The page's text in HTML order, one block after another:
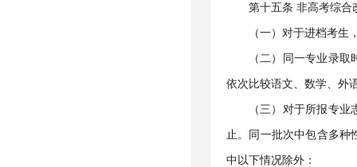
第十五条 非高考综合
（一）对于进档考
（二）同一专业录
依次比较语文、数学、外
（三）对于所报专
止。同一批次中包含多
中以下情况除外：